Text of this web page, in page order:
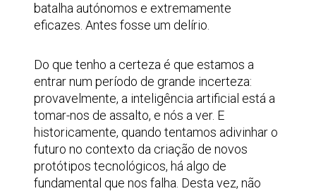
batalha autónomos e extremamente
eficazes. Antes fosse um delírio.
Do que tenho a certeza é que estamos a
entrar num período de grande incerteza:
provavelmente, a inteligência artificial está a
tomar-nos de assalto, e nós a ver. E
historicamente, quando tentamos adivinhar o
futuro no contexto da criação de novos
protótipos tecnológicos, há algo de
fundamental que nos falha. Desta vez, não